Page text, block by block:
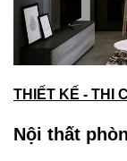
THIẾT KẾ - THI
Nội thất